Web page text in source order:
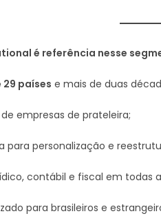
é referência nesse
29 países e mais de duas
empresas de prateleira;
personalização e
contábil e fiscal em todas
para brasileiros e